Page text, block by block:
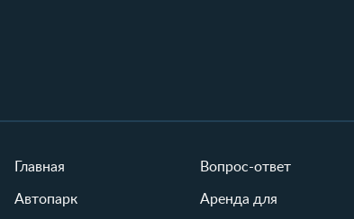
Главная
Автопарк
Вопрос-ответ
Аренда для